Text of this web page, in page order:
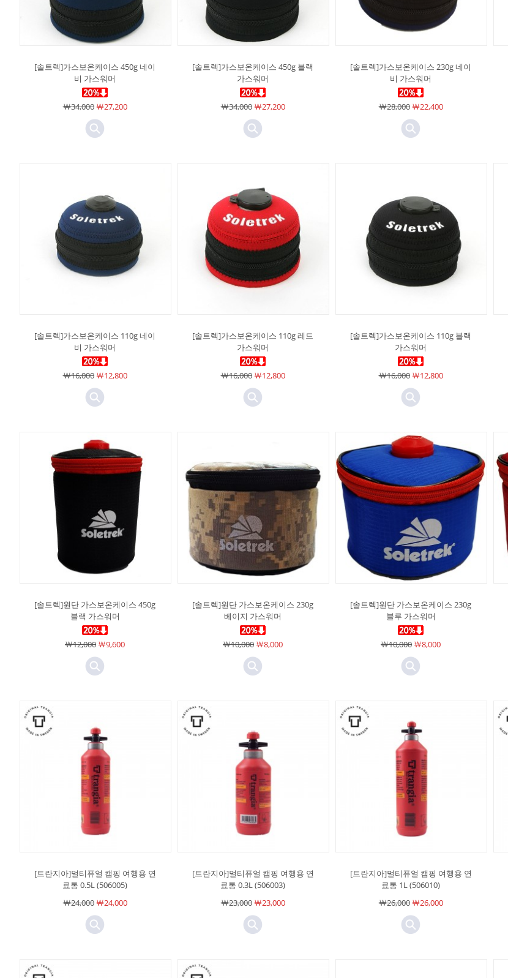
[솔트렉]가스보온케이스 450g 네이
비 가스워머
￦34,000￦27,200
[솔트렉]가스보온케이스 450g 블랙
가스워머
￦34,000￦27,200
[솔트렉]가스보온케이스 230g 네이
비 가스워머
￦28,000￦22,400
[솔트렉]가스보온케이스 110g 네이
비 가스워머
￦16,000￦12,800
[솔트렉]가스보온케이스 110g 레드
가스워머
￦16,000￦12,800
[솔트렉]가스보온케이스 110g 블랙
가스워머
￦16,000￦12,800
[솔트렉]원단 가스보온케이스 450g
블랙 가스워머
￦12,000￦9,600
[솔트렉]원단 가스보온케이스 230g
베이지 가스워머
￦10,000￦8,000
[솔트렉]원단 가스보온케이스 230g
블루 가스워머
￦10,000￦8,000
[트란지아]멀티퓨얼 캠핑 여행용 연
료통 0.5L (506005)
￦24,000￦24,000
[트란지아]멀티퓨얼 캠핑 여행용 연
료통 0.3L (506003)
￦23,000￦23,000
[트란지아]멀티퓨얼 캠핑 여행용 연
료통 1L (506010)
￦26,000￦26,000